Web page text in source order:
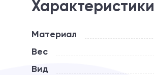
Характеристики
Материал
Вес
Вид